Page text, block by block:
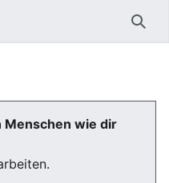
Menschen wie dir